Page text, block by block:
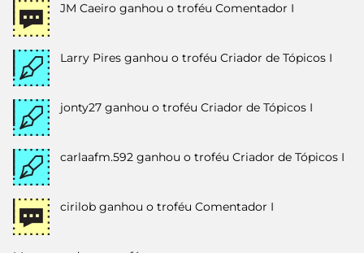
JM Caeiro ganhou o troféu Comentador I
Larry Pires ganhou o troféu Criador de Tópicos I
jonty27 ganhou o troféu Criador de Tópicos I
carlaafm.592 ganhou o troféu Criador de Tópicos I
cirilob ganhou o troféu Comentador I